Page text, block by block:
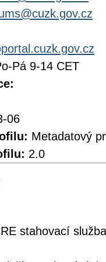
Pá 9-14 CET
06
Metadatový
2.0
stahovací